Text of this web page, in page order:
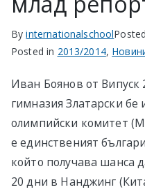
Byinternationalschool
Posted in 2013/2014,
Иван Боянов от
гимназия Златарски
олимпийски комитет
е единственият
който получава шанса
20 дни в Нанджинг